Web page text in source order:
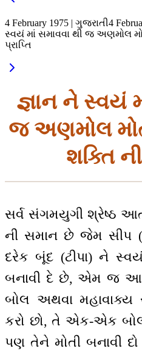
4 February 1975 | ગુજરાતી4
સ્વયં માં સમાવવા થી જ અણમોલ
પ્રાપ્તિ
જ્ઞાન ને સ્વયં
જ અણમોલ
શક્તિ
સર્વ સંગમયુગી શ્રેષ્ઠ
ની સમાન છે જેમ સીપ
દરેક બૂંદ (ટીપા) ને
બનાવી દે છે, એમ જ
બોલ અથવા મહાવાક્ય
કરો છો, તે એક-એક
પણ તેને મોતી બનાવી